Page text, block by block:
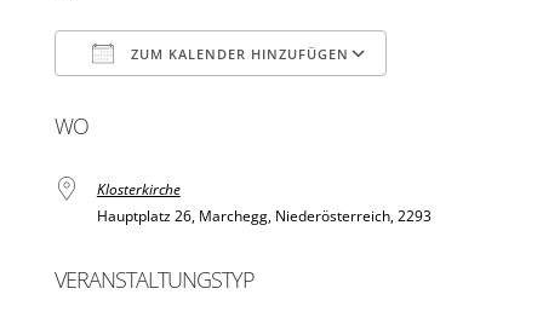
ZUM KALENDER HINZUFÜGEN
WO
Klosterkirche
Hauptplatz 26, Marchegg, Niederösterreich, 2293
VERANSTALTUNGSTYP